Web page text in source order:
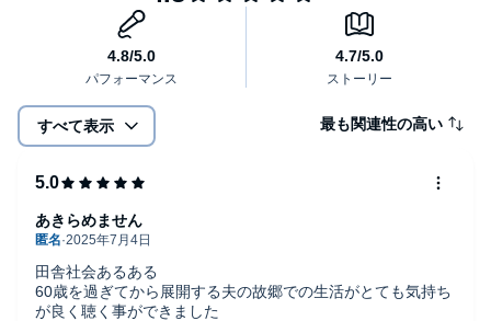
すべて表示 最も関連性の高い
田舎社会あるある
60歳を過ぎてから展開する夫の故郷での生活がとても気持ち
が良く聴く事ができました
あきらめません